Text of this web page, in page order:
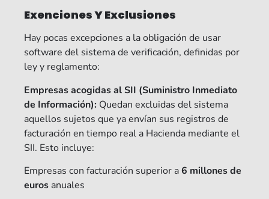
Exenciones Y Exclusiones
Hay pocas excepciones a la obligación de usar
software del sistema de verificación, definidas por
ley y reglamento:
Empresas acogidas al SII (Suministro Inmediato
de Información): Quedan excluidas del sistema
aquellos sujetos que ya envían sus registros de
facturación en tiempo real a Hacienda mediante el
SII. Esto incluye:
Empresas con facturación superior a6 millones de
euros anuales